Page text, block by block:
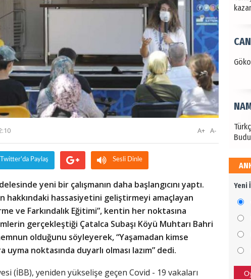
A-
A+
Twitter'da Paylaş Sesli Dinle
yeni bir çalışmanın daha başlangıcını yaptı.
hakkındaki hassasiyetini geliştirmeyi amaçlayan
ve Farkındalık Eğitimi”, kentin her noktasına
gerçekleştiği Çatalca Subaşı Köyü Muhtarı Bahri
olduğunu söyleyerek, “Yaşamadan kimse
uyma noktasında duyarlı olması lazım” dedi.
(İBB), yeniden yükselişe geçen Covid - 19 vakaları
Yeni